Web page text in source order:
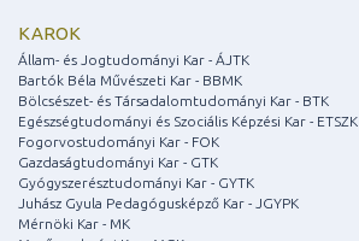
KAROK
Állam- és Jogtudományi Kar - ÁJTK
Bartók Béla Művészeti Kar - BBMK
Bölcsészet- és Társadalomtudományi Kar - BTK
Egészségtudományi és Szociális Képzési Kar - ETSZK
Fogorvostudományi Kar - FOK
Gazdaságtudományi Kar - GTK
Gyógyszerésztudományi Kar - GYTK
Juhász Gyula Pedagógusképző Kar - JGYPK
Mérnöki Kar - MK